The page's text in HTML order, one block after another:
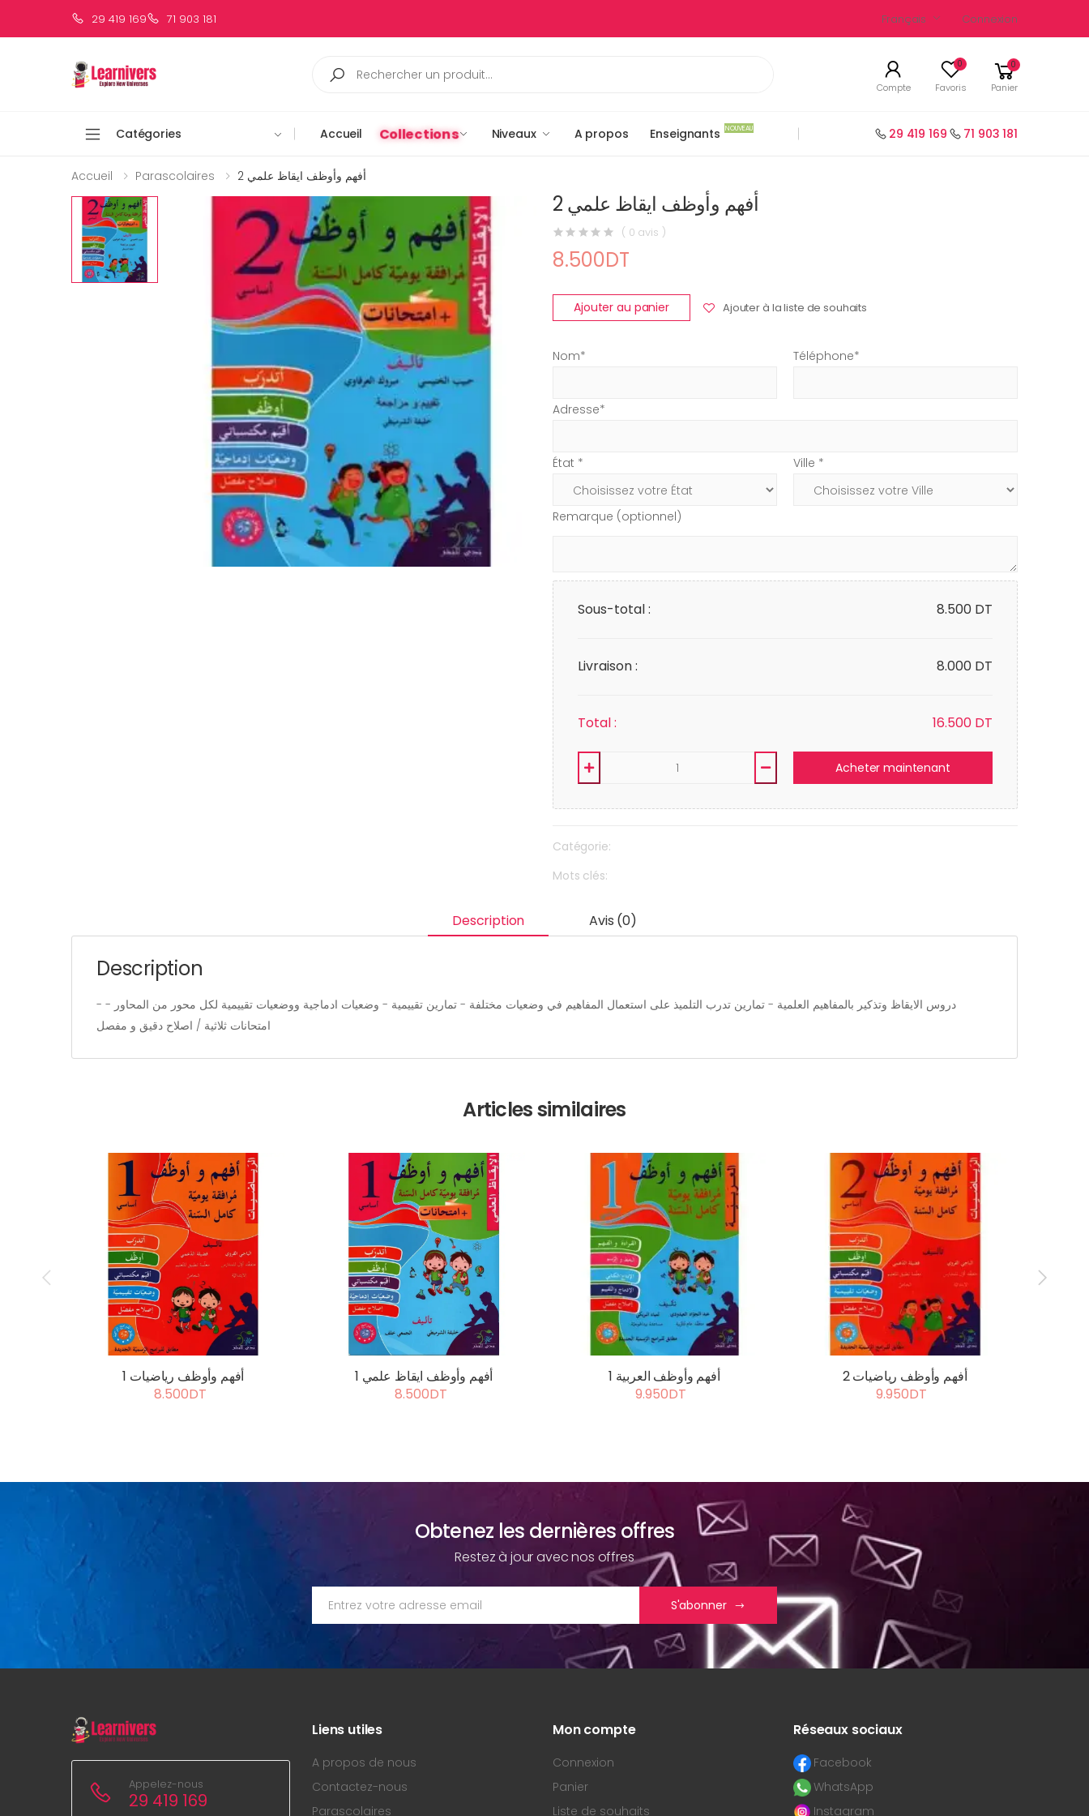
29 419 169 71 903 181 Français Connexion
Compte
0
Favoris
0
Panier
Catégories Accueil Collections Niveaux A propos Enseignants NOUVEAU 29 419 169 71 903 181
Accueil Parascolaires أفهم وأوظف ايقاظ علمي 2
أفهم وأوظف ايقاظ علمي 2
( 0 avis )
8.500DT
Ajouter au panier Ajouter à la liste de souhaits
Nom* Téléphone*
Adresse*
État * Ville *
Remarque (optionnel)
Sous-total : 8.500 DT
Livraison : 8.000 DT
Total : 16.500 DT
Acheter maintenant
Catégorie:
Mots clés:
Description Avis (0)
Description
- دروس الايقاظ وتذكير بالمفاهيم العلمية - تمارين تدرب التلميذ على استعمال المفاهيم في وضعيات مختلفة - تمارين تقييمية - وضعيات ادماجية ووضعيات تقييمية لكل محور من المحاور -
امتحانات ثلاثية / اصلاح دقيق و مفصل
Articles similaires
أفهم وأوظف رياضيات 1
8.500DT
أفهم وأوظف ايقاظ علمي 1
8.500DT
أفهم وأوظف العربية 1
9.950DT
أفهم وأوظف رياضيات 2
9.950DT
Obtenez les dernières offres
Restez à jour avec nos offres
S'abonner
Appelez-nous
29 419 169
Liens utiles
A propos de nous
Contactez-nous
Parascolaires
Mon compte
Connexion
Panier
Liste de souhaits
Réseaux sociaux
Facebook
WhatsApp
Instagram